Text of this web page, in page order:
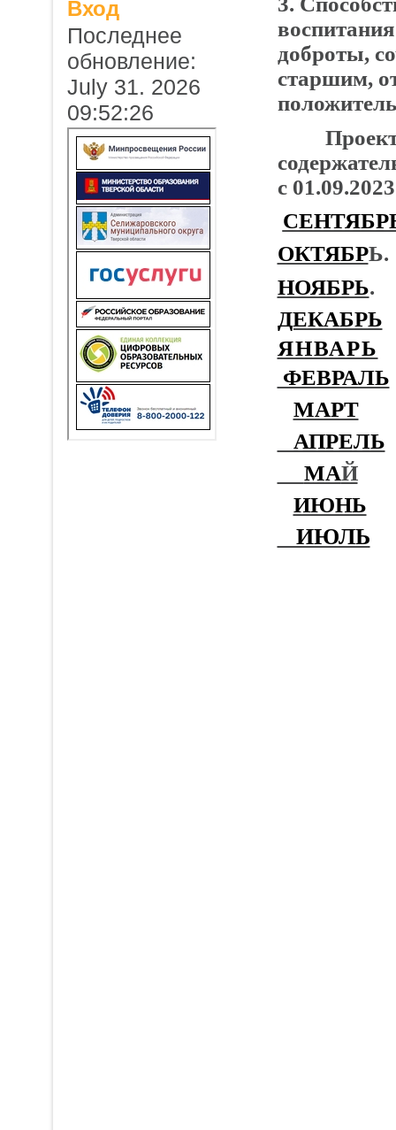
Вход
Последнее
обновление:
July 31. 2026
09:52:26
доброты,
старшим,
Проект
с
ОКТЯБРЬ.
НОЯБРЬ.
ДЕКАБРЬ
ЯНВАРЬ
ФЕВРАЛЬ
МАРТ
АПРЕЛЬ
МАЙ
ИЮНЬ
ИЮЛЬ